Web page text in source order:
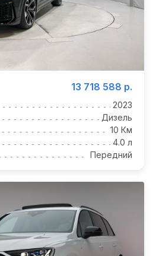
13 718 588 р.
2023
Дизель
10 Км
4.0 л
Передний